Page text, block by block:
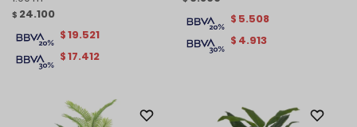
$ 24.100
$17.412
$19.521 $ 4.913
$ 5.508